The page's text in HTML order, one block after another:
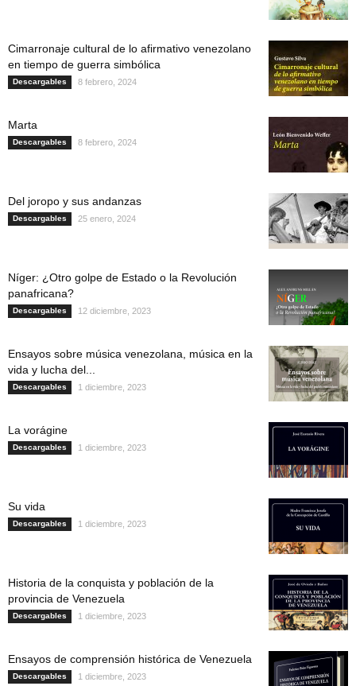
Cimarronaje cultural de lo afirmativo venezolano
en tiempo de guerra simbólica
Descargables 8 febrero, 2024
Marta
Descargables 8 febrero, 2024
Del joropo y sus andanzas
Descargables 25 enero, 2024
Níger: ¿Otro golpe de Estado o la Revolución
panafricana?
Descargables 12 diciembre, 2023
Ensayos sobre música venezolana, música en la
vida y lucha del...
Descargables 1 diciembre, 2023
La vorágine
Descargables 1 diciembre, 2023
Su vida
Descargables 1 diciembre, 2023
Historia de la conquista y población de la
provincia de Venezuela
Descargables 1 diciembre, 2023
Ensayos de comprensión histórica de Venezuela
Descargables 1 diciembre, 2023